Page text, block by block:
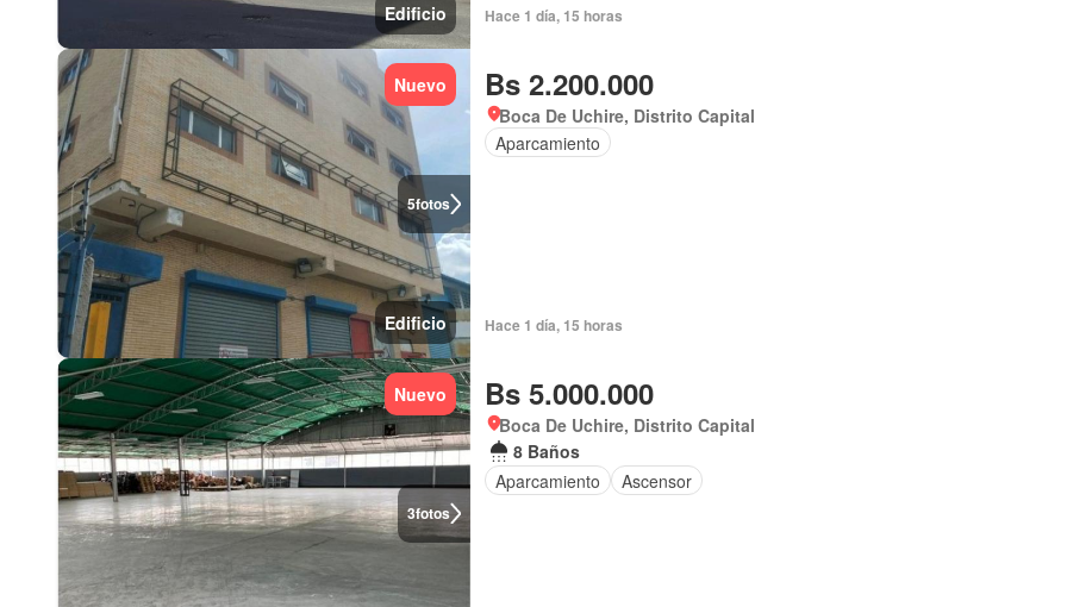
Edificio Hace 1 día, 15 horas
5fotos
Nuevo
Edificio
Bs 2.200.000
Boca De Uchire, Distrito Capital
Aparcamiento
Hace 1 día, 15 horas
3fotos
Nuevo Bs 5.000.000
Boca De Uchire, Distrito Capital
8 Baños
Aparcamiento
Ascensor